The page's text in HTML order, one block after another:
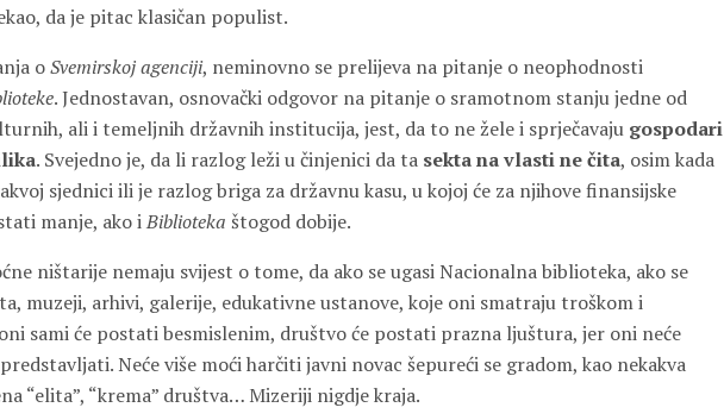
da je pitac klasičan populist.
oSvemirskoj agenciji, neminovno se prelijeva na pitanje o neophodnosti
. Jednostavan, osnovački odgovor na pitanje o sramotnom stanju jedne od
ali i temeljnih državnih institucija, jest, da to ne žele i sprječavaju gospodari
. Svejedno je, da li razlog leži u činjenici da ta sekta na vlasti ne čita, osim kada
sjednici ili je razlog briga za državnu kasu, u kojoj će za njihove finansijske
manje, ako iBiblioteka štogod dobije.
ništarije nemaju svijest o tome, da ako se ugasi Nacionalna biblioteka, ako se
muzeji, arhivi, galerije, edukativne ustanove, koje oni smatraju troškom i
sami će postati besmislenim, društvo će postati prazna ljuštura, jer oni neće
Neće više moći harčiti javni novac šepureći se gradom, kao nekakva
“elita”, “krema” društva… Mizeriji nigdje kraja.